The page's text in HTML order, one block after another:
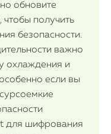
обновите
чтобы получить
безопасности.
важно
охлаждения и
если вы
для шифрования